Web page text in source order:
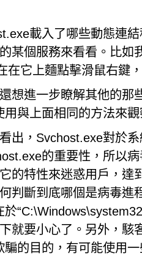
載入了哪些動態連
某個服務來看看。比如
在它上麵點擊滑鼠右鍵
想進一步瞭解其他的那
與上面相同的方法來
出，Svchost.exe對於
的重要性，所以
的特性來迷惑用戶，達
判斷到底哪個是病毒進
就要小心了。另外，駭
的目的，有可能使用